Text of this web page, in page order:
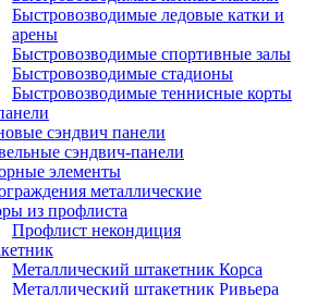
Быстровозводимые ледовые катки и
арены
Быстровозводимые спортивные залы
Быстровозводимые стадионы
Быстровозводимые теннисные корты
сэндвич панели
сэндвич-панели
элементы
металлические
из профлиста
Профлист некондиция
Металлический штакетник Корса
Металлический штакетник Ривьера